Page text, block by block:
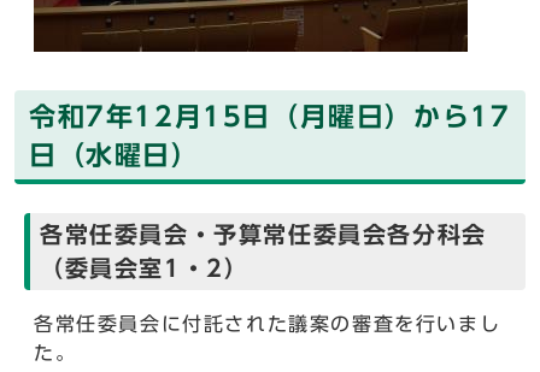
令和7年12月15日（月曜日）から17
日（水曜日）
各常任委員会・予算常任委員会各分科会
（委員会室1・2）
各常任委員会に付託された議案の審査を行いまし
た。